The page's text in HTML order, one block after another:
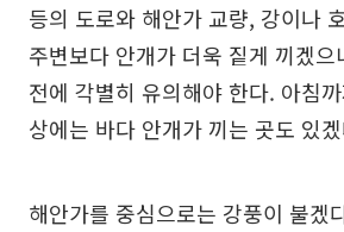
등의 도로와 해안가 교량, 강이나
주변보다 안개가 더욱 짙게 끼겠
전에 각별히 유의해야 한다. 아침
상에는 바다 안개가 끼는 곳도 있
해안가를 중심으로는 강풍이 불겠